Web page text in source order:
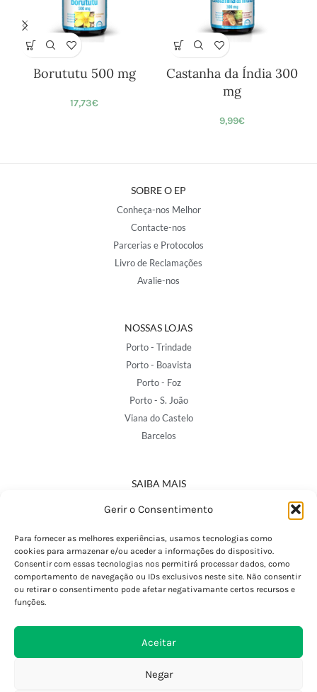
Gerir o Consentimento
Para fornecer as melhores experiências, usamos tecnologias como
cookies para armazenar e/ou aceder a informações do dispositivo.
Consentir com essas tecnologias nos permitirá processar dados, como
comportamento de navegação ou IDs exclusivos neste site. Não consentir
ou retirar o consentimento pode afetar negativamante certos recursos e
funções.
Aceitar
Negar
Borututu 500 mg
17,73€
Castanha da Índia 300
mg
9,99€
SOBRE O EP
Conheça-nos Melhor
Contacte-nos
Parcerias e Protocolos
Livro de Reclamações
Avalie-nos
NOSSAS LOJAS
Porto - Trindade
Porto - Boavista
Porto - Foz
Porto - S. João
Viana do Castelo
Barcelos
SAIBA MAIS
Política de Privacidade
Termos e Condições
Perguntas Frequentes
Custos de Envio
Encomendas Internacionais
Devoluções e Trocas